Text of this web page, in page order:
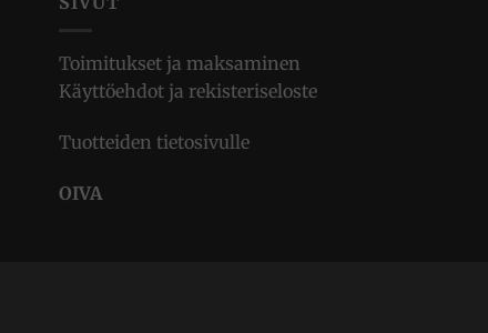
Toimitukset ja maksaminen
Käyttöehdot ja rekisteriseloste
Tuotteiden tietosivulle
OIVA